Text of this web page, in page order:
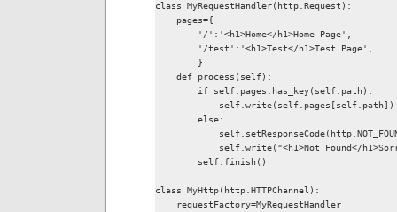
class MyRequestHandler(http.Request):
    pages={
        '/':'<h1>Home</h1>Home Page',
        '/test':'<h1>Test</h1>Test Page',
        }
    def process(self):
        if self.pages.has_key(self.path):
            self.write(self.pages[self.path])
        else:
self.write("<h1>Not Found</
        self.finish()
class MyHttp(http.HTTPChannel):
    requestFactory=MyRequestHandler